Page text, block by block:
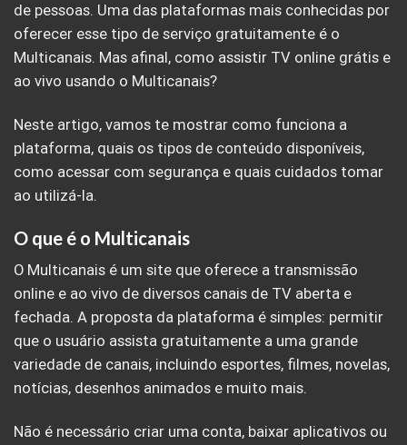
de pessoas. Uma das plataformas mais conhecidas por
oferecer esse tipo de serviço gratuitamente é o
Multicanais. Mas afinal, como assistir TV online grátis e
ao vivo usando o Multicanais?
Neste artigo, vamos te mostrar como funciona a
plataforma, quais os tipos de conteúdo disponíveis,
como acessar com segurança e quais cuidados tomar
ao utilizá-la.
O que é o Multicanais
O Multicanais é um site que oferece a transmissão
online e ao vivo de diversos canais de TV aberta e
fechada. A proposta da plataforma é simples: permitir
que o usuário assista gratuitamente a uma grande
variedade de canais, incluindo esportes, filmes, novelas,
notícias, desenhos animados e muito mais.
Não é necessário criar uma conta, baixar aplicativos ou